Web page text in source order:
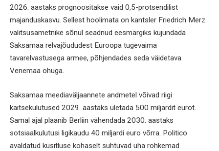
2026. aastaks prognoositakse vaid 0,5-protsendilist
majanduskasvu. Sellest hoolimata on kantsler Friedrich Merz
valitsusametnike sõnul seadnud eesmärgiks kujundada
Saksamaa relvajõududest Euroopa tugevaima
tavarelvastusega armee, põhjendades seda väidetava
Venemaa ohuga.
Saksamaa meediaväljaannete andmetel võivad riigi
kaitsekulutused 2029. aastaks ületada 500 miljardit eurot.
Samal ajal plaanib Berliin vähendada 2030. aastaks
sotsiaalkulutusi ligikaudu 40 miljardi euro võrra. Politico
avaldatud küsitluse kohaselt suhtuvad üha rohkemad